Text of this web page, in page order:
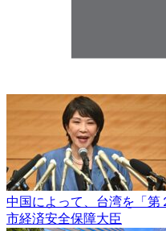
中国によって、台湾を「第
市経済安全保障大臣